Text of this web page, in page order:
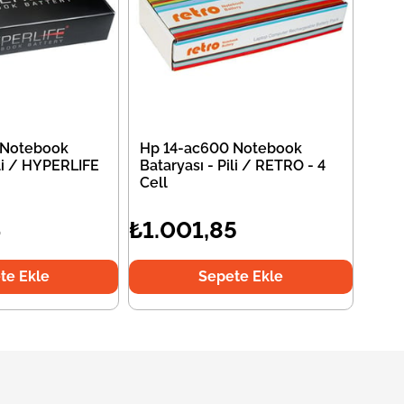
/ HYPERLIFE
Ekle
Hp 14-ac600 Notebook
Bataryası - Pili / RETRO - 4
Cell
₺1.001,85
Sepete Ekle